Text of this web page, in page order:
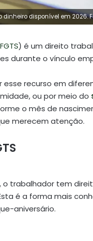
disponível em 2026.
FGTS) é um direito
durante o vínculo
recurso em
ou por meio do
o mês de
merecem atenção.
o trabalhador tem
é a forma mais
aniversário.